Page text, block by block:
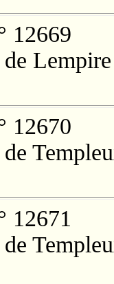
12669
12670
12671